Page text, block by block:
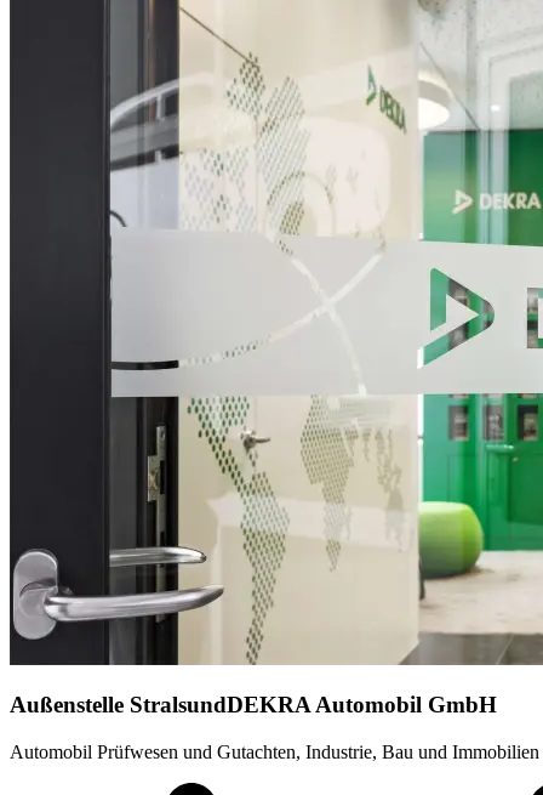
Außenstelle StralsundDEKRA Automobil GmbH
Automobil Prüfwesen und Gutachten, Industrie, Bau und Immobilien